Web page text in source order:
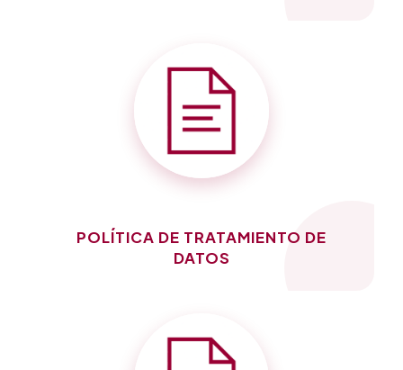
POLÍTICA DE TRATAMIENTO DE
DATOS